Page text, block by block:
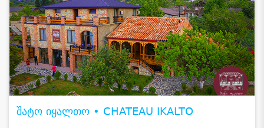
შატო იყალთო • CHATEAU IKALTO